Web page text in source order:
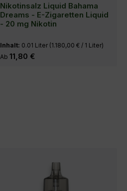
Nikotinsalz Liquid Bahama
Dreams - E-Zigaretten Liquid
- 20 mg Nikotin
Inhalt: 0.01 Liter (1.180,00 € / 1 Liter)
Regulärer Preis:
Ab11,80 €